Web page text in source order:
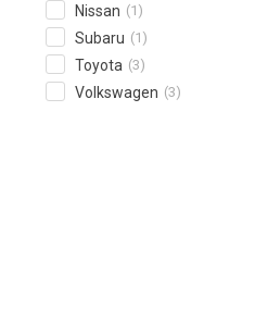
Nissan (1)
Subaru (1)
Toyota (3)
Volkswagen (3)